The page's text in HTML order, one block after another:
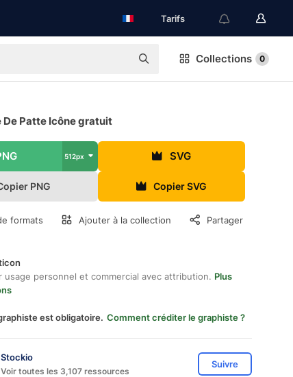
Tarifs
Collections 0
De Patte Icône gratuit
512px SVG
PNG Copier SVG
formats Ajouter à la collection Partager
usage personnel et commercial avec attribution. Plus
est obligatoire. Comment créditer le graphiste ?
Stockio
Voir toutes les 3,107 ressources
Suivre